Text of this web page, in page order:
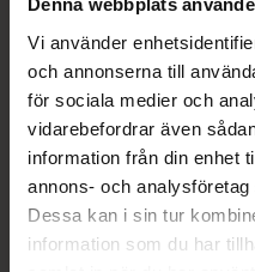
Denna webbplats
Vi använder
och annonserna till
för sociala medier och
vidarebefordrar även
information från din enhet
annons- och
Dessa kan i sin tur
information som du har
Hydrokortison, Salva,
20 gram
Pris online
35,90 kr